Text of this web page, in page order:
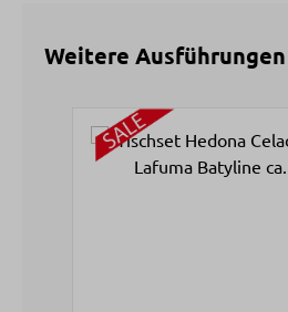
Weitere Ausführungen
Produktgalerie überspringen